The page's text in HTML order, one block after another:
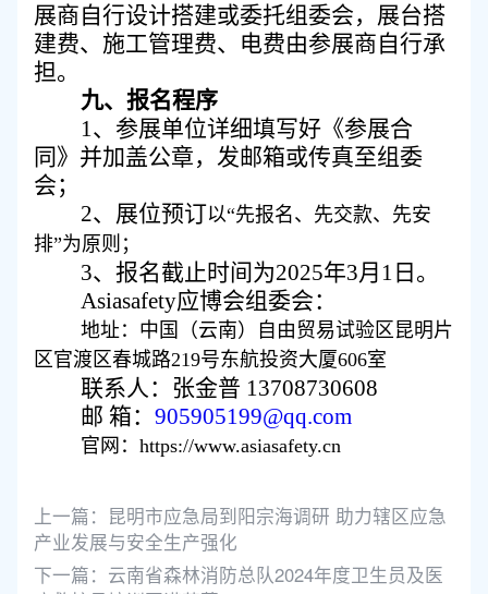
展商自行设计搭建或委托组委会，展台搭
建费、施工管理费、电费由参展商自行承
担。
九、报名程序
1、参展单位详细填写好《参展合
同》并加盖公章，发邮箱或传真至组委
会；
2、展位预订以“先报名、先交款、先安
排”为原则；
3、报名截止时间为2025年3月 1 日。
Asiasafety应博会组委会：
地址：中国（云南）自由贸易试验区昆明片
区官渡区春城路219号东航投资大厦606室
联系人： 张金普 13708730608
邮 箱：905905199@qq.com
官网：https://www.asiasafety.cn
上一篇： 昆明市应急局到阳宗海调研 助力辖区应急
产业发展与安全生产强化
下一篇： 云南省森林消防总队2024年度卫生员及医